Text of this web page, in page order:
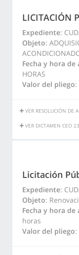
LICITACIÓN
Expediente:
Objeto:
Fecha y hora de
HORAS
Valor del pliego:
VER RESOLUCIÓN DE
VER DICTAMEN CEO
Licitación
Expediente:
Objeto:
Fecha y hora de
horas
Valor del pliego: